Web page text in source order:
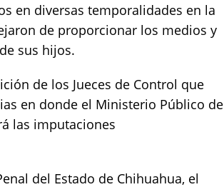
en diversas temporalidades en la
de proporcionar los medios y
sus hijos.
de los Jueces de Control que
en donde el Ministerio Público de
las imputaciones
del Estado de Chihuahua, el